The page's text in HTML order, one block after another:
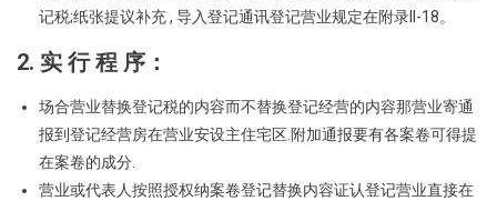
记税;纸张提议补充 , 导入登记通讯登记营业规定在附录II-18。
2. 实 行 程 序：
场合营业替换登记税的内容而不替换登记经营的内容那营业寄通
报到登记经营房在营业安设主住宅区.附加通报要有各案卷可得提
在案卷的成分.
营业或代表人按照授权纳案卷登记替换内容证认登记营业直接在